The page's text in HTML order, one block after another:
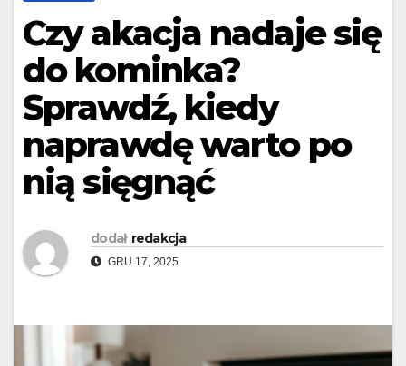
Czy akacja nadaje się
do kominka?
Sprawdź, kiedy
naprawdę warto po
nią sięgnąć
dodał redakcja
GRU 17, 2025